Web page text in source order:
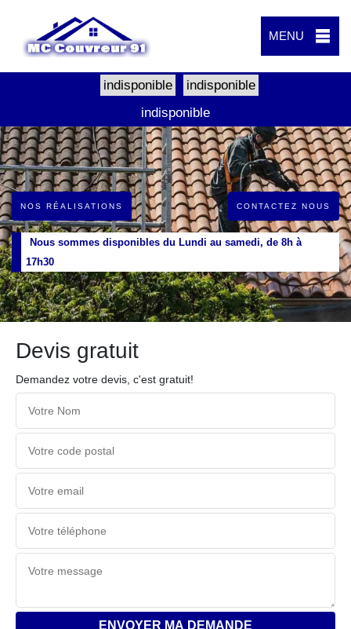
MENU
indisponible
indisponible
indisponible
NOS RÉALISATIONS CONTACTEZ NOUS
Nous sommes disponibles du Lundi au samedi, de 8h à
17h30
Devis gratuit
Demandez votre devis, c'est gratuit!